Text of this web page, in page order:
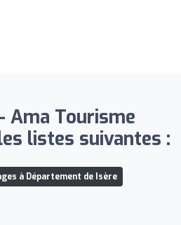
Ama Tourisme
listes suivantes :
à Département de Isère